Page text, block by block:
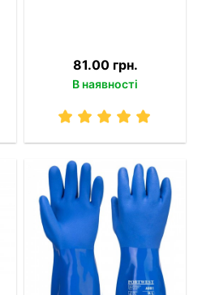
81.00 грн.
В наявності